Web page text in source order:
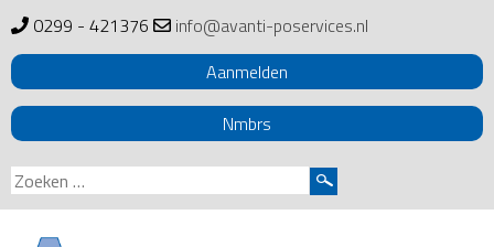
0299 - 421376
info@avanti-poservices.nl
Aanmelden
Nmbrs
Zoeken
naar: